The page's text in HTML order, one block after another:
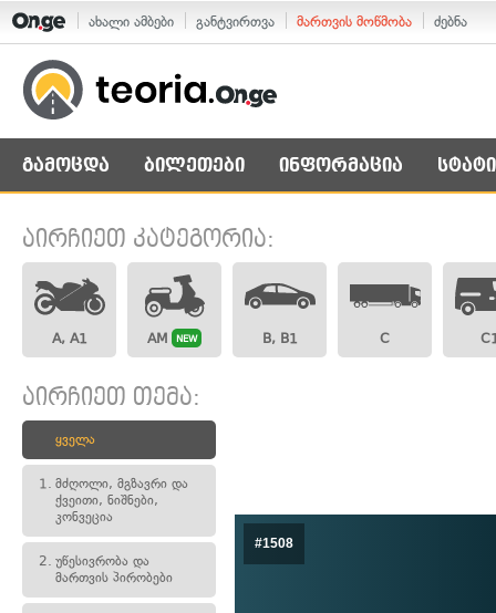
ახალი ამბები განტვირთვა მართვის მოწმობა ძებნა
გამოცდა ბილეთები ინფორმაცია
აირჩიეთ კატეგორია:
A, A1 AM NEW B, B1 C
აირჩიეთ თემა:
ყველა
1. მძღოლი, მგზავრი და
ქვეითი, ნიშნები,
კონვეცია
2. უწესივრობა და
მართვის პირობები
#1508